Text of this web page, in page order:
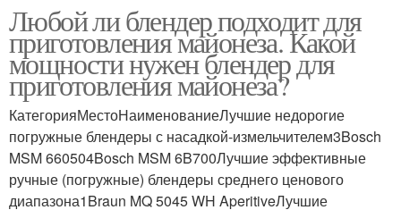
Любой ли блендер подходит для
приготовления майонеза. Какой
мощности нужен блендер для
приготовления майонеза?
КатегорияМестоНаименованиеЛучшие недорогие
погружные блендеры с насадкой-измельчителем3Bosch
MSM 660504Bosch MSM 6B700Лучшие эффективные
ручные (погружные) блендеры среднего ценового
диапазона1Braun MQ 5045 WH AperitiveЛучшие